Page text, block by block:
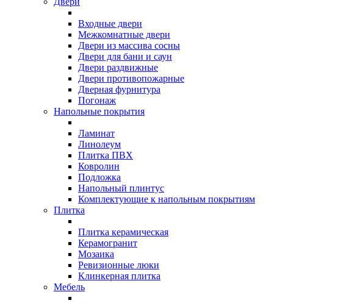
Входные двери
Межкомнатные двери
Двери из массива сосны
Двери для бани и саун
Двери раздвижные
Двери противопожарные
Дверная фурнитура
Погонаж
Напольные покрытия
Ламинат
Линолеум
Плитка ПВХ
Ковролин
Подложка
Напольный плинтус
Комплектующие к напольным покрытиям
Плитка
Плитка керамическая
Керамогранит
Мозаика
Ревизионные люки
Клинкерная плитка
Мебель